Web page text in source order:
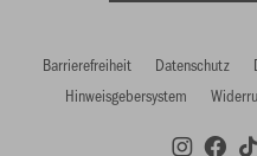
Barrierefreiheit Datenschutz
Hinweisgebersystem